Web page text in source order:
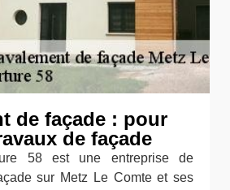
de façade : pour
de façade
58 est une entreprise de
sur Metz Le Comte et ses